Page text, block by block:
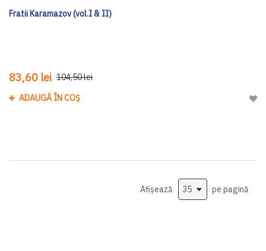
Fratii Karamazov (vol.I & II)
83,60 lei 104,50 lei
ADAUGĂ ÎN COȘ
Afișează pe pagină